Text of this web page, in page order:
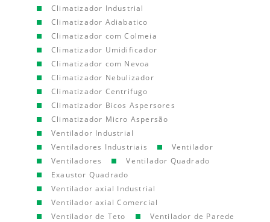
Climatizador Industrial
Climatizador Adiabatico
Climatizador com Colmeia
Climatizador Umidificador
Climatizador com Nevoa
Climatizador Nebulizador
Climatizador Centrifugo
Climatizador Bicos Aspersores
Climatizador Micro Aspersão
Ventilador Industrial
Ventiladores Industriais
Ventilador
Ventiladores
Ventilador Quadrado
Exaustor Quadrado
Ventilador axial Industrial
Ventilador axial Comercial
Ventilador de Teto
Ventilador de Parede